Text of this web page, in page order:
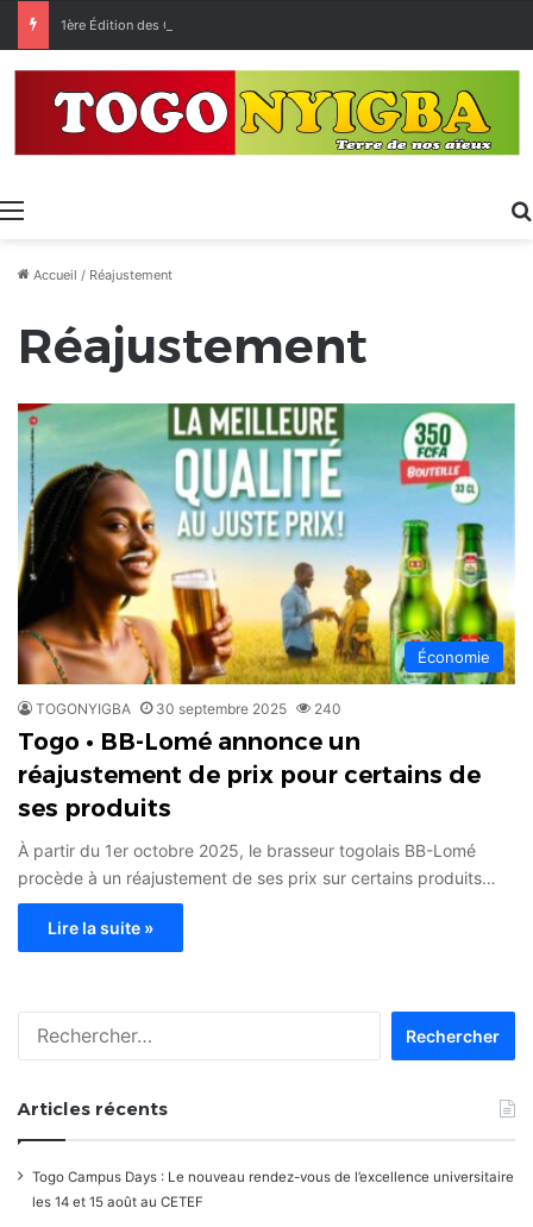
Menu
Accueil / Réajustement
Réajustement
Économie
TOGONYIGBA 30 septembre 2025 240
Togo • BB-Lomé annonce un
réajustement de prix pour certains de
ses produits
À partir du 1er octobre 2025, le brasseur togolais BB-Lomé
procède à un réajustement de ses prix sur certains produits…
Lire la suite »
Articles récents
Togo Campus Days : Le nouveau rendez-vous de l’excellence universitaire
les 14 et 15 août au CETEF